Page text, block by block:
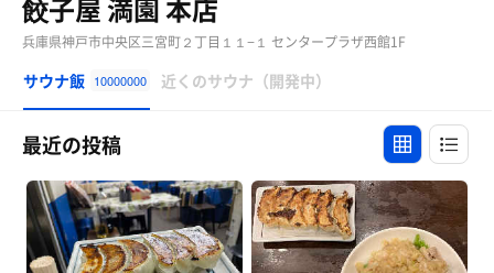
餃子屋 満園 本店
兵庫県神戸市中央区三宮町２丁目１１−１ センタープラザ西館1F
サウナ飯 10000000 近くのサウナ（開発中）
最近の投稿